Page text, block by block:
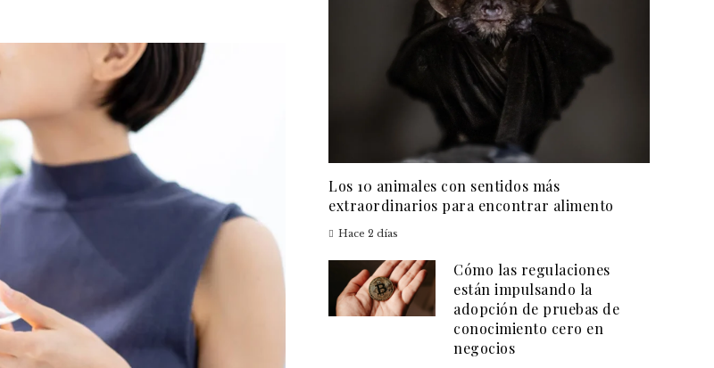
Los 10 animales con sentidos más
extraordinarios para encontrar alimento
Hace 2 días
Cómo las regulaciones
están impulsando la
adopción de pruebas de
conocimiento cero en
negocios